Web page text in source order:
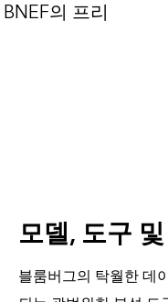
의 프리
모델, 도구
블룸버그의 탁월한 데